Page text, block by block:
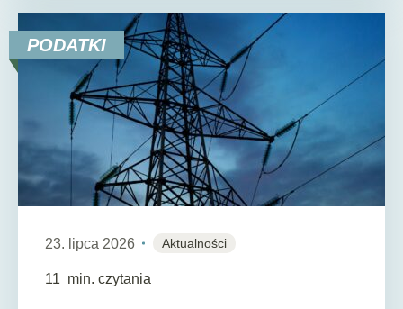
PODATKI
23. lipca 2026 Aktualności
11 min. czytania